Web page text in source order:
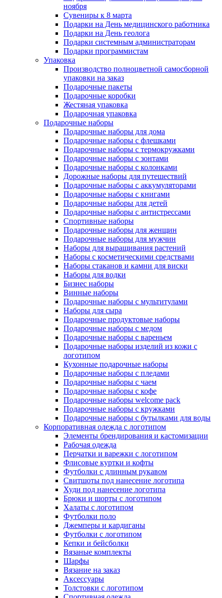
ноября
Сувениры к 8 марта
Подарки на День медицинского работника
Подарки на День геолога
Подарки системным администраторам
Подарки программистам
Упаковка
Производство полноцветной самосборной
упаковки на заказ
Подарочные пакеты
Подарочные коробки
Жестяная упаковка
Подарочная упаковка
Подарочные наборы
Подарочные наборы для дома
Подарочные наборы с флешками
Подарочные наборы с термокружками
Подарочные наборы с зонтами
Подарочные наборы с колонками
Дорожные наборы для путешествий
Подарочные наборы с аккумуляторами
Подарочные наборы с книгами
Подарочные наборы для детей
Подарочные наборы с антистрессами
Спортивные наборы
Подарочные наборы для женщин
Подарочные наборы для мужчин
Наборы для выращивания растений
Наборы с косметическими средствами
Наборы стаканов и камни для виски
Наборы для водки
Бизнес наборы
Винные наборы
Подарочные наборы с мультитулами
Наборы для сыра
Подарочные продуктовые наборы
Подарочные наборы с медом
Подарочные наборы с вареньем
Подарочные наборы изделий из кожи с
логотипом
Кухонные подарочные наборы
Подарочные наборы с пледами
Подарочные наборы с чаем
Подарочные наборы с кофе
Подарочные наборы welcome pack
Подарочные наборы с кружками
Подарочные наборы с бутылками для воды
Корпоративная одежда с логотипом
Элементы брендирования и кастомизации
Рабочая одежда
Перчатки и варежки с логотипом
Флисовые куртки и кофты
Футболки с длинным рукавом
Свитшоты под нанесение логотипа
Худи под нанесение логотипа
Брюки и шорты с логотипом
Халаты с логотипом
Футболки поло
Джемперы и кардиганы
Футболки с логотипом
Кепки и бейсболки
Вязаные комплекты
Шарфы
Вязание на заказ
Аксессуары
Толстовки с логотипом